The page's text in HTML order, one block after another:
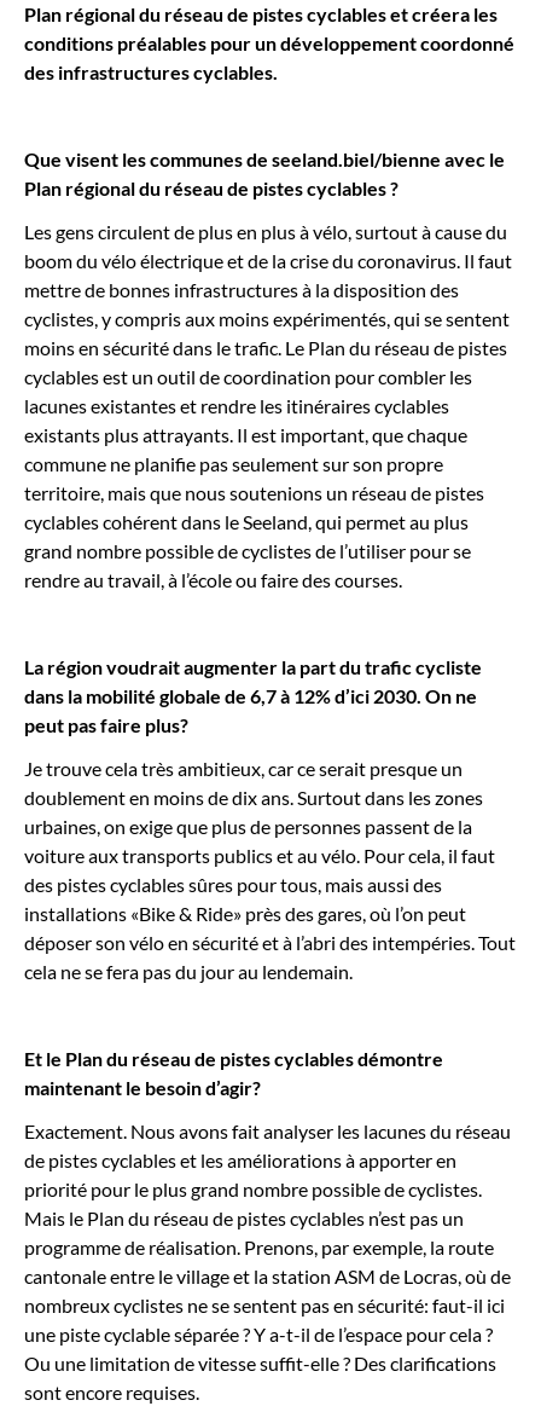
Plan régional du réseau de pistes cyclables et créera les
conditions préalables pour un développement coordonné
des infrastructures cyclables.
Que visent les communes de seeland.biel/bienne avec le
Plan régionaldu réseau de pistes cyclables?
Les gens circulent de plus en plus à vélo, surtout à cause du
boom du vélo électrique et de la crise du coronavirus. Il faut
mettre de bonnes infrastructures à la disposition des
cyclistes, y compris aux moins expérimentés, qui se sentent
moins en sécurité dans le trafic. Le Plan du réseau de pistes
cyclables est un outil de coordination pour combler les
lacunes existantes et rendre les itinéraires cyclables
existants plus attrayants. Il est important, que chaque
commune ne planifie pas seulement sur son propre
territoire, mais que nous soutenions un réseau de pistes
cyclables cohérent dans le Seeland, qui permet au plus
grand nombre possible de cyclistes de l’utiliser pour se
rendre au travail, à l’école ou faire des courses.
La région voudrait augmenter la part du trafic cycliste
dans la mobilité globale de 6,7 à 12% d’ici 2030. On ne
peut pas faire plus?
Je trouve cela très ambitieux, car ce serait presque un
doublement en moins de dix ans. Surtout dans les zones
urbaines, on exige que plus de personnes passent de la
voiture aux transports publics et au vélo. Pour cela, il faut
des pistes cyclables sûres pour tous, mais aussi des
installations «Bike & Ride» près des gares, où l’on peut
déposer son vélo en sécurité et à l’abri des intempéries. Tout
cela ne se fera pas du jour au lendemain.
Et le Plan du réseau de pistes cyclables démontre
maintenant le besoin d’agir?
Exactement. Nous avons fait analyser les lacunes du réseau
de pistes cyclables et les améliorations à apporter en
priorité pour le plus grand nombre possible de cyclistes.
Mais le Plan du réseau de pistes cyclables n’est pas un
programme de réalisation. Prenons, par exemple, la route
cantonale entre le village et la station ASM de Locras, où de
nombreux cyclistes ne se sentent pas en sécurité: faut-il ici
une piste cyclable séparée ? Y a-t-il de l’espace pour cela ?
Ou une limitation de vitesse suffit-elle ? Des clarifications
sont encore requises.